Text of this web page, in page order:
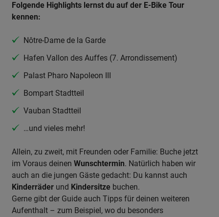
Folgende Highlights lernst du auf der E-Bike Tour
kennen:
Nôtre-Dame de la Garde
Hafen Vallon des Auffes (7. Arrondissement)
Palast Pharo Napoleon III
Bompart Stadtteil
Vauban Stadtteil
…und vieles mehr!
Allein, zu zweit, mit Freunden oder Familie: Buche jetzt
im Voraus deinen Wunschtermin. Natürlich haben wir
auch an die jungen Gäste gedacht: Du kannst auch
Kinderräder und Kindersitze buchen.
Gerne gibt der Guide auch Tipps für deinen weiteren
Aufenthalt – zum Beispiel, wo du besonders